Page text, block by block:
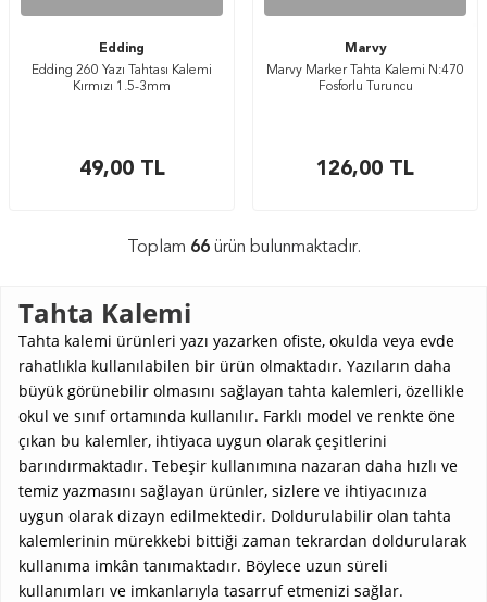
Edding
Edding 260 Yazı Tahtası Kalemi
Kırmızı 1.5-3mm
49,00TL
Marvy
Marvy Marker Tahta Kalemi N:470
Fosforlu Turuncu
126,00 TL
Toplam 66ürün bulunmaktadır.
Tahta Kalemi
Tahta kalemi ürünleri yazı yazarken ofiste, okulda veya evde
rahatlıkla kullanılabilen bir ürün olmaktadır. Yazıların daha
büyük görünebilir olmasını sağlayan tahta kalemleri, özellikle
okul ve sınıf ortamında kullanılır. Farklı model ve renkte öne
çıkan bu kalemler, ihtiyaca uygun olarak çeşitlerini
barındırmaktadır. Tebeşir kullanımına nazaran daha hızlı ve
temiz yazmasını sağlayan ürünler, sizlere ve ihtiyacınıza
uygun olarak dizayn edilmektedir. Doldurulabilir olan tahta
kalemlerinin mürekkebi bittiği zaman tekrardan doldurularak
kullanıma imkân tanımaktadır. Böylece uzun süreli
kullanımları ve imkanlarıyla tasarruf etmenizi sağlar.